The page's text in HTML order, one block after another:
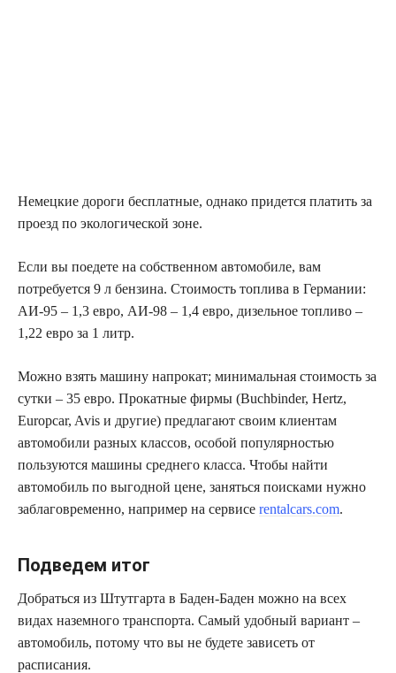
Немецкие дороги бесплатные, однако придется платить за
проезд по экологической зоне.
Если вы поедете на собственном автомобиле, вам
потребуется 9 л бензина. Стоимость топлива в Германии:
АИ-95 – 1,3 евро, АИ-98 – 1,4 евро, дизельное топливо –
1,22 евро за 1 литр.
Можно взять машину напрокат; минимальная стоимость за
сутки – 35 евро. Прокатные фирмы (Buchbinder, Hertz,
Europcar, Avis и другие) предлагают своим клиентам
автомобили разных классов, особой популярностью
пользуются машины среднего класса. Чтобы найти
автомобиль по выгодной цене, заняться поисками нужно
заблаговременно, например на сервисе rentalcars.com.
Подведем итог
Добраться из Штутгарта в Баден-Баден можно на всех
видах наземного транспорта. Самый удобный вариант –
автомобиль, потому что вы не будете зависеть от
расписания.